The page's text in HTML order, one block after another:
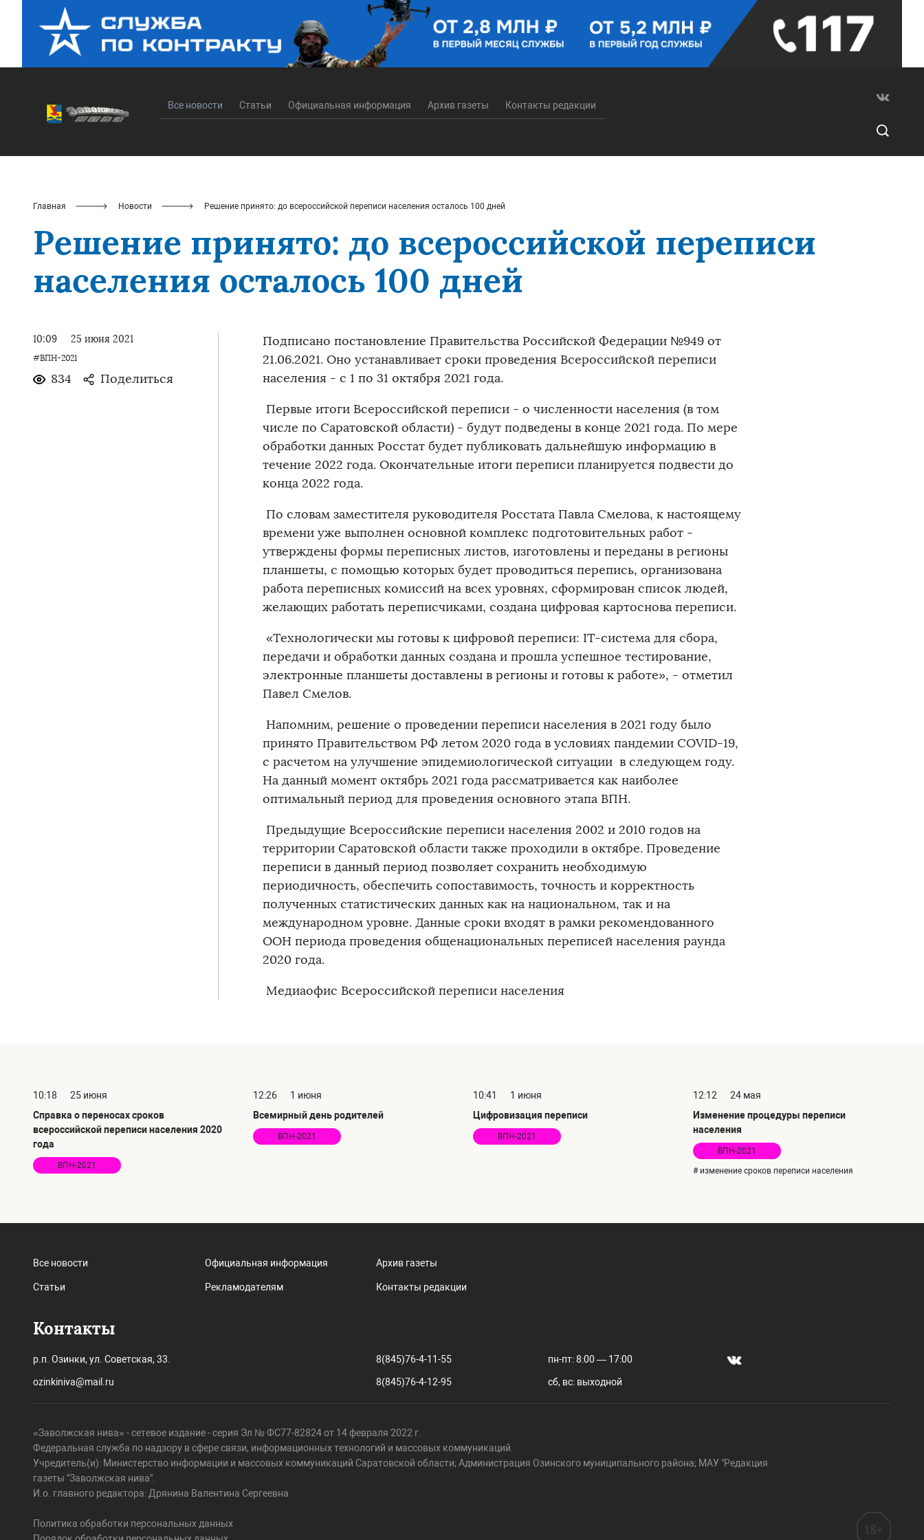
Все новости Статьи Официальная информация Архив газеты Контакты редакции
Главная Новости Решение принято: до всероссийской переписи населения осталось 100 дней
Решение принято: до всероссийской переписи
населения осталось 100 дней
10:09 25 июня 2021
#ВПН-2021
834 Поделиться
Подписано постановление Правительства Российской Федерации №949 от
21.06.2021. Оно устанавливает сроки проведения Всероссийской переписи
населения - с 1 по 31 октября 2021 года.
Первые итоги Всероссийской переписи - о численности населения (в том
числе по Саратовской области) - будут подведены в конце 2021 года. По мере
обработки данных Росстат будет публиковать дальнейшую информацию в
течение 2022 года. Окончательные итоги переписи планируется подвести до
конца 2022 года.
По словам заместителя руководителя Росстата Павла Смелова, к настоящему
времени уже выполнен основной комплекс подготовительных работ -
утверждены формы переписных листов, изготовлены и переданы в регионы
планшеты, с помощью которых будет проводиться перепись, организована
работа переписных комиссий на всех уровнях, сформирован список людей,
желающих работать переписчиками, создана цифровая картоснова переписи.
«Технологически мы готовы к цифровой переписи: IT-система для сбора,
передачи и обработки данных создана и прошла успешное тестирование,
электронные планшеты доставлены в регионы и готовы к работе», - отметил
Павел Смелов.
Напомним, решение о проведении переписи населения в 2021 году было
принято Правительством РФ летом 2020 года в условиях пандемии COVID-19,
с расчетом на улучшение эпидемиологической ситуации в следующем году.
На данный момент октябрь 2021 года рассматривается как наиболее
оптимальный период для проведения основного этапа ВПН.
Предыдущие Всероссийские переписи населения 2002 и 2010 годов на
территории Саратовской области также проходили в октябре. Проведение
переписи в данный период позволяет сохранить необходимую
периодичность, обеспечить сопоставимость, точность и корректность
полученных статистических данных как на национальном, так и на
международном уровне. Данные сроки входят в рамки рекомендованного
ООН периода проведения общенациональных переписей населения раунда
2020 года.
Медиаофис Всероссийской переписи населения
10:18
25 июня
Справка о переносах сроков
всероссийской переписи населения 2020
года
ВПН-2021
12:26
1 июня
Всемирный день родителей
ВПН-2021
10:41
1 июня
Цифровизация переписи
ВПН-2021
12:12
24 мая
Изменение процедуры переписи
населения
ВПН-2021
# изменение сроков переписи населения
Все новости
Статьи
Официальная информация
Рекламодателям
Архив газеты
Контакты редакции
Контакты
р.п. Озинки, ул. Советская, 33.
ozinkiniva@mail.ru
8(845)76-4-11-55
8(845)76-4-12-95
пн-пт: 8:00 — 17:00
сб, вс: выходной
«Заволжская нива» - сетевое издание - серия Эл № ФС77-82824 от 14 февраля 2022 г.
Федеральная служба по надзору в сфере связи, информационных технологий и массовых коммуникаций.
Учредитель(и): Министерство информации и массовых коммуникаций Саратовской области; Администрация Озинского муниципального района; МАУ "Редакция
газеты "Заволжская нива".
И.о. главного редактора: Дрянина Валентина Сергеевна
Политика обработки персональных данных